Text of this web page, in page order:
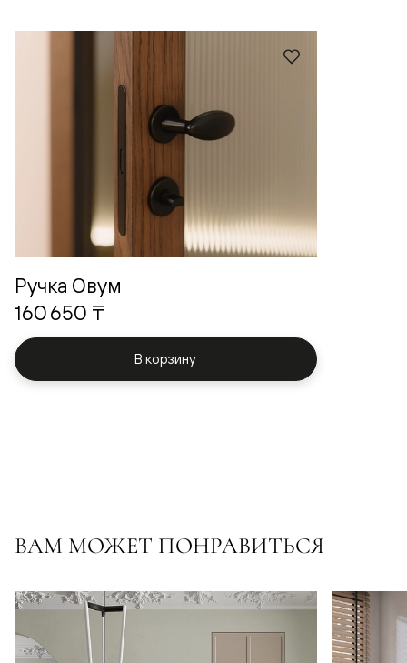
Ручка Овум
160 650 ₸
В корзину
ВАМ МОЖЕТ ПОНРАВИТЬСЯ